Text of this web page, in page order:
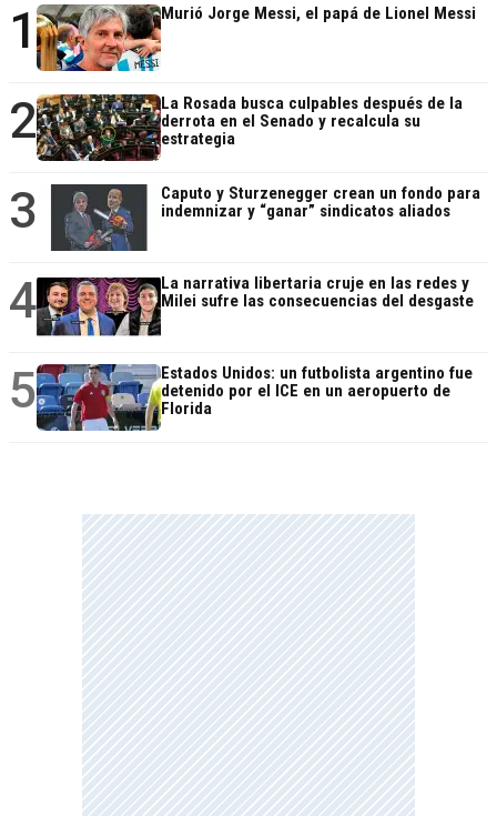
1 Murió Jorge Messi, el papá de Lionel Messi
2
La Rosada busca culpables después de la
derrota en el Senado y recalcula su
estrategia
3
Caputo y Sturzenegger crean un fondo para
indemnizar y “ganar” sindicatos aliados
4
La narrativa libertaria cruje en las redes y
Milei sufre las consecuencias del desgaste
5
Estados Unidos: un futbolista argentino fue
detenido por el ICE en un aeropuerto de
Florida